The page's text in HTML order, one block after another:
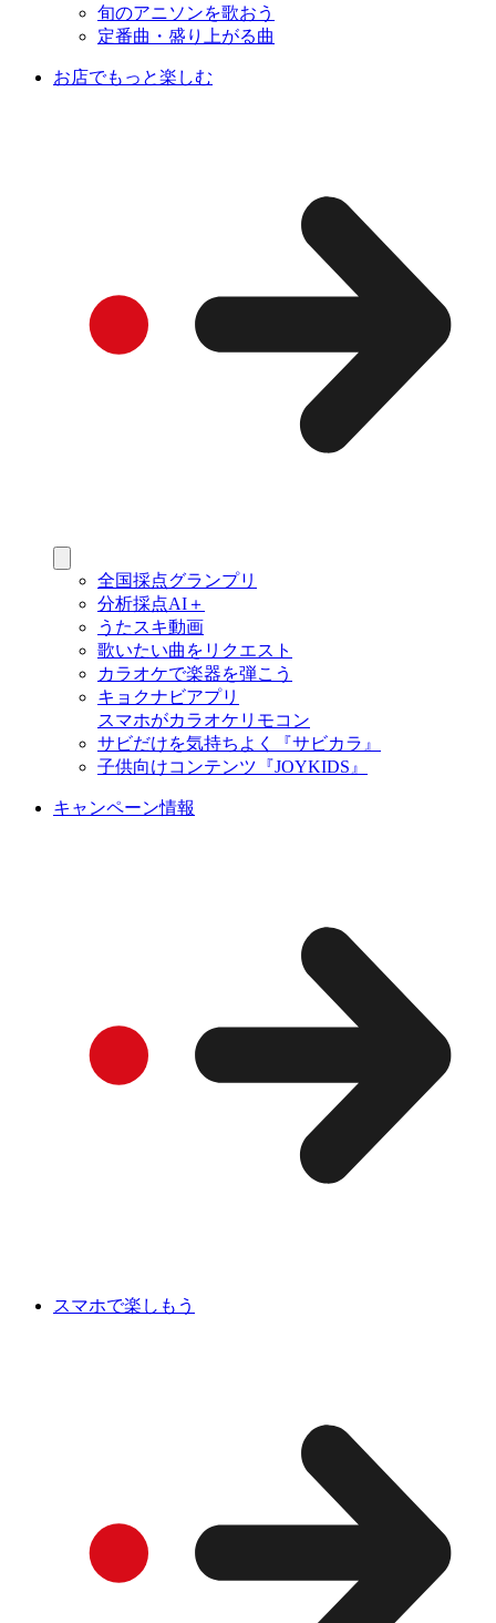
旬のアニソンを歌おう
定番曲・盛り上がる曲
お店でもっと楽しむ
全国採点グランプリ
分析採点AI＋
うたスキ動画
歌いたい曲をリクエスト
カラオケで楽器を弾こう
キョクナビアプリ
スマホがカラオケリモコン
サビだけを気持ちよく『サビカラ』
子供向けコンテンツ『JOYKIDS』
キャンペーン情報
スマホで楽しもう